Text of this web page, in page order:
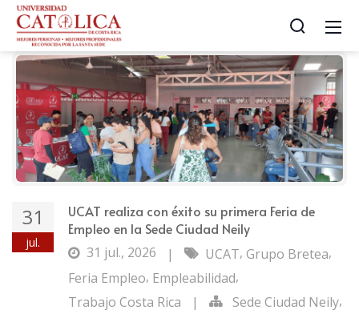
31
jul.
UCAT realiza con éxito su primera Feria de
Empleo en la Sede Ciudad Neily
31 jul., 2026
| UCAT, Grupo Bretea,
Feria Empleo, Empleabilidad,
Trabajo Costa Rica
| Sede Ciudad Neily,